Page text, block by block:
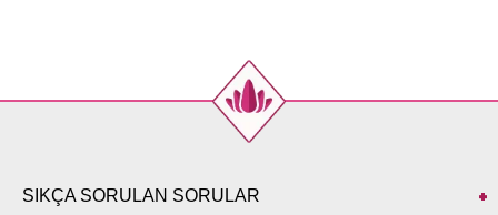
SIKÇA SORULAN SORULAR